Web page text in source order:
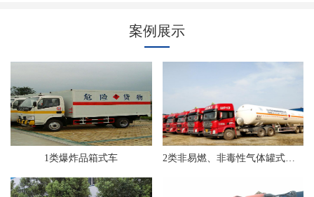
案例展示
1类爆炸品箱式车 2类非易燃、非毒性气体罐式运输车